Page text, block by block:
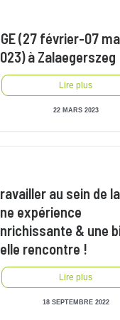
(27 février-07
à Zalaegerszeg
Lire plus
22 MARS 2023
au sein de
expérience
& une
rencontre !
Lire plus
18 SEPTEMBRE 2022